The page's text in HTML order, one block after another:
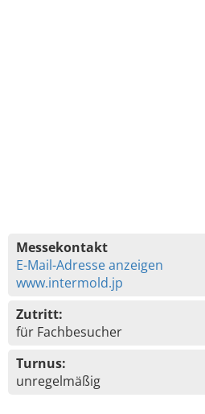
Messekontakt
E-Mail-Adresse anzeigen
www.intermold.jp
Zutritt:
für Fachbesucher
Turnus:
unregelmäßig